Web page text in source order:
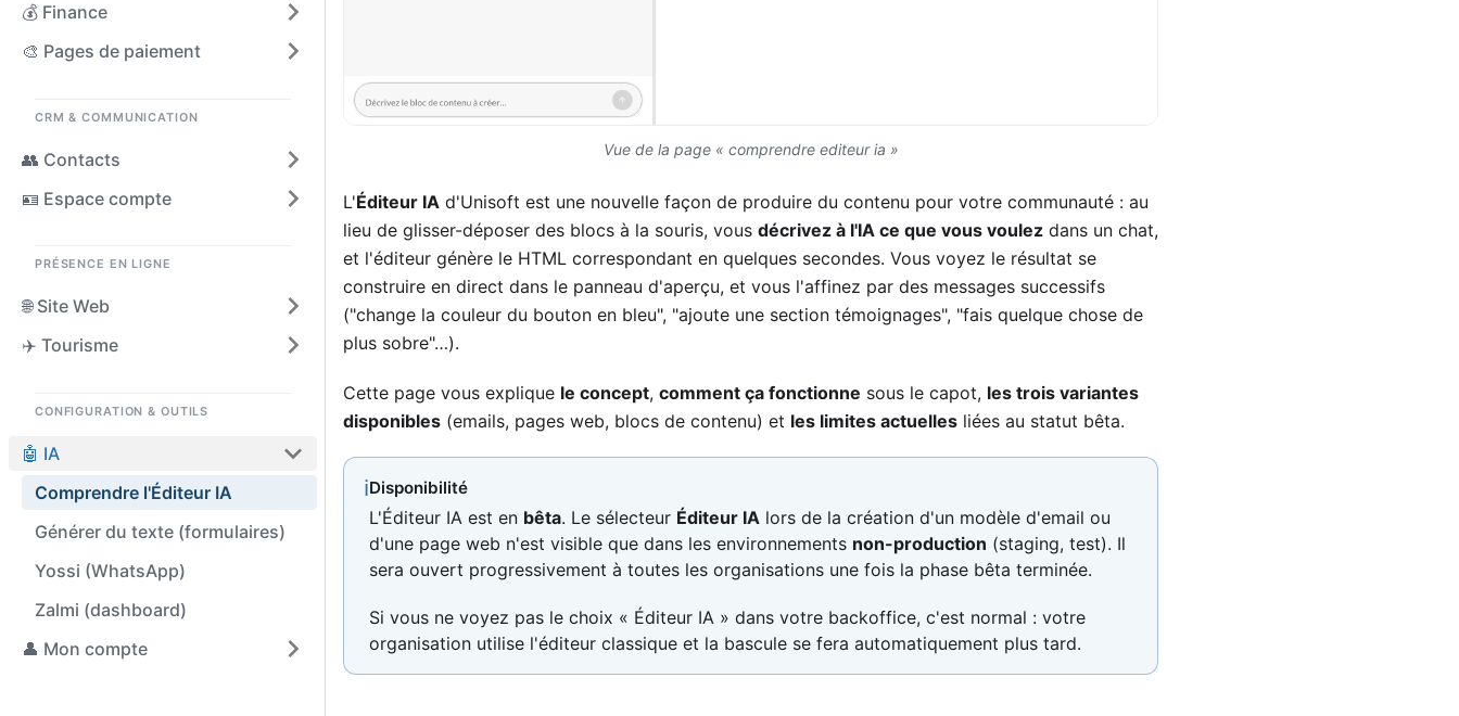
💰 Finance
🎨 Pages de paiement
CRM & COMMUNICATION
👥 Contacts
🪪 Espace compte
PRÉSENCE EN LIGNE
🌐 Site Web
✈️ Tourisme
CONFIGURATION & OUTILS
🤖 IA
Comprendre l'Éditeur IA
Générer du texte (formulaires)
Yossi (WhatsApp)
Zalmi (dashboard)
👤 Mon compte
Vue de la page « comprendre editeur ia »
L'Éditeur IA d'Unisoft est une nouvelle façon de produire du contenu pour votre communauté : au
lieu de glisser-déposer des blocs à la souris, vous décrivez à l'IA ce que vous voulez dans un chat,
et l'éditeur génère le HTML correspondant en quelques secondes. Vous voyez le résultat se
construire en direct dans le panneau d'aperçu, et vous l'affinez par des messages successifs
("change la couleur du bouton en bleu", "ajoute une section témoignages", "fais quelque chose de
plus sobre"…).
Cette page vous explique le concept, comment ça fonctionne sous le capot, les trois variantes
disponibles (emails, pages web, blocs de contenu) et les limites actuelles liées au statut bêta.
ℹDisponibilité
L'Éditeur IA est en bêta. Le sélecteur Éditeur IA lors de la création d'un modèle d'email ou
d'une page web n'est visible que dans les environnements non-production (staging, test). Il
sera ouvert progressivement à toutes les organisations une fois la phase bêta terminée.
Si vous ne voyez pas le choix « Éditeur IA » dans votre backoffice, c'est normal : votre
organisation utilise l'éditeur classique et la bascule se fera automatiquement plus tard.